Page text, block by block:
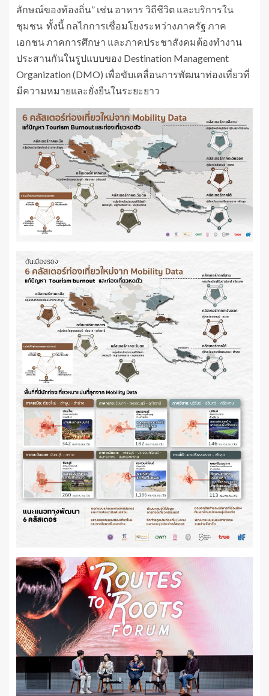
ลักษณ์ของท้องถิ่น” เช่น อาหาร วิถีชีวิต และบริการใน
ชุมชน ทั้งนี้ กลไกการเชื่อมโยงระหว่างภาครัฐ ภาค
เอกชน ภาคการศึกษา และภาคประชาสังคมต้องทำงาน
ประสานกันในรูปแบบของ Destination Management
Organization (DMO) เพื่อขับเคลื่อนการพัฒนาท่องเที่ยวที่
มีความหมายและยั่งยืนในระยะยาว